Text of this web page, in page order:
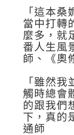
「這本
當中打轉
麼多，就
番人生風
師、《奧
「雖然
觸時總會
的跟我們
下，真的
通師